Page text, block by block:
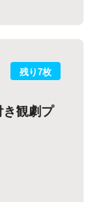
残り7枚
き観劇プ